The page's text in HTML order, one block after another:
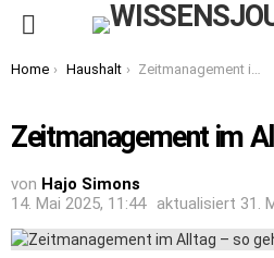
You are here:
Home Haushalt Zeitmanagement im Alltag – so geht’s
Zeitmanagement im
von Hajo Simons
14. Mai 2025, 11:44
aktualisiert 31.